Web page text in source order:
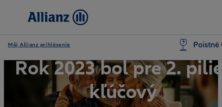
Môj Allianz prihlásenie Poistné
Rok 2023 bol pre 2.
kľúčový